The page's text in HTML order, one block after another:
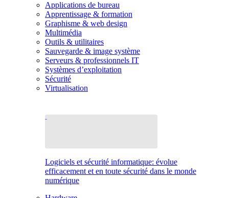
Applications de bureau
Apprentissage & formation
Graphisme & web design
Multimédia
Outils & utilitaires
Sauvegarde & image système
Serveurs & professionnels IT
Systèmes d’exploitation
Sécurité
Virtualisation
Logiciels et sécurité informatique: évolue
efficacement et en toute sécurité dans le monde
numérique